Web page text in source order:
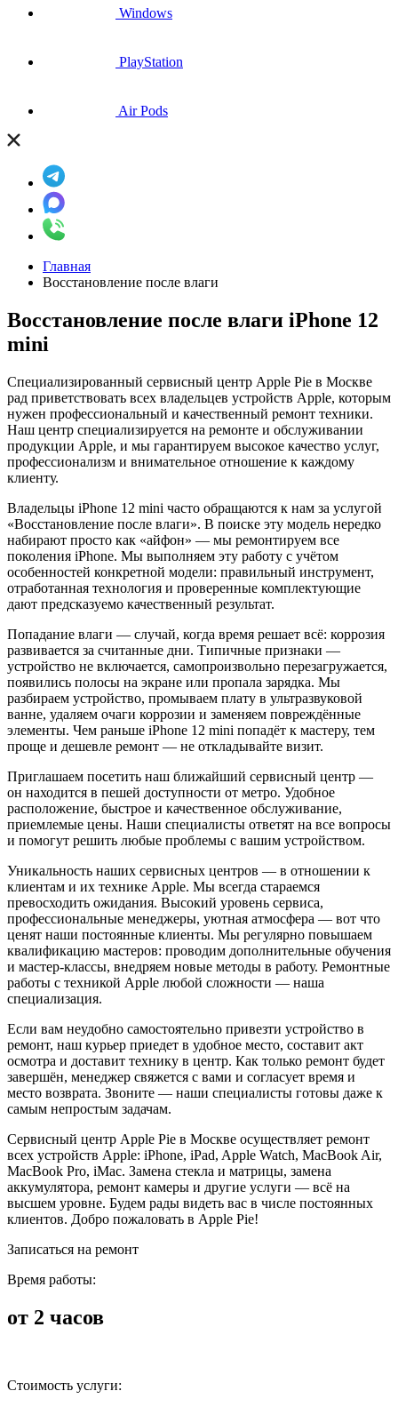
Windows
PlayStation
Air Pods
Главная
Восстановление после влаги
Восстановление после влаги iPhone 12
mini
Специализированный сервисный центр Apple Pie в Москве
рад приветствовать всех владельцев устройств Apple, которым
нужен профессиональный и качественный ремонт техники.
Наш центр специализируется на ремонте и обслуживании
продукции Apple, и мы гарантируем высокое качество услуг,
профессионализм и внимательное отношение к каждому
клиенту.
Владельцы iPhone 12 mini часто обращаются к нам за услугой
«Восстановление после влаги». В поиске эту модель нередко
набирают просто как «айфон» — мы ремонтируем все
поколения iPhone. Мы выполняем эту работу с учётом
особенностей конкретной модели: правильный инструмент,
отработанная технология и проверенные комплектующие
дают предсказуемо качественный результат.
Попадание влаги — случай, когда время решает всё: коррозия
развивается за считанные дни. Типичные признаки —
устройство не включается, самопроизвольно перезагружается,
появились полосы на экране или пропала зарядка. Мы
разбираем устройство, промываем плату в ультразвуковой
ванне, удаляем очаги коррозии и заменяем повреждённые
элементы. Чем раньше iPhone 12 mini попадёт к мастеру, тем
проще и дешевле ремонт — не откладывайте визит.
Приглашаем посетить наш ближайший сервисный центр —
он находится в пешей доступности от метро. Удобное
расположение, быстрое и качественное обслуживание,
приемлемые цены. Наши специалисты ответят на все вопросы
и помогут решить любые проблемы с вашим устройством.
Уникальность наших сервисных центров — в отношении к
клиентам и их технике Apple. Мы всегда стараемся
превосходить ожидания. Высокий уровень сервиса,
профессиональные менеджеры, уютная атмосфера — вот что
ценят наши постоянные клиенты. Мы регулярно повышаем
квалификацию мастеров: проводим дополнительные обучения
и мастер-классы, внедряем новые методы в работу. Ремонтные
работы с техникой Apple любой сложности — наша
специализация.
Если вам неудобно самостоятельно привезти устройство в
ремонт, наш курьер приедет в удобное место, составит акт
осмотра и доставит технику в центр. Как только ремонт будет
завершён, менеджер свяжется с вами и согласует время и
место возврата. Звоните — наши специалисты готовы даже к
самым непростым задачам.
Сервисный центр Apple Pie в Москве осуществляет ремонт
всех устройств Apple: iPhone, iPad, Apple Watch, MacBook Air,
MacBook Pro, iMac. Замена стекла и матрицы, замена
аккумулятора, ремонт камеры и другие услуги — всё на
высшем уровне. Будем рады видеть вас в числе постоянных
клиентов. Добро пожаловать в Apple Pie!
Записаться на ремонт
Время работы:
от 2 часов
Стоимость услуги: